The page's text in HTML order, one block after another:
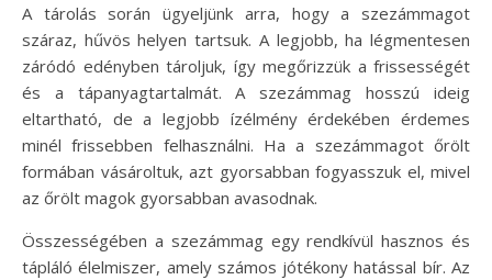
A tárolás során ügyeljünk arra, hogy a szezámmagot
száraz, hűvös helyen tartsuk. A legjobb, ha légmentesen
záródó edényben tároljuk, így megőrizzük a frissességét
és a tápanyagtartalmát. A szezámmag hosszú ideig
eltartható, de a legjobb ízélmény érdekében érdemes
minél frissebben felhasználni. Ha a szezámmagot őrölt
formában vásároltuk, azt gyorsabban fogyasszuk el, mivel
az őrölt magok gyorsabban avasodnak.
Összességében a szezámmag egy rendkívül hasznos és
tápláló élelmiszer, amely számos jótékony hatással bír. Az